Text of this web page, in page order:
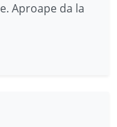
Aproape da la